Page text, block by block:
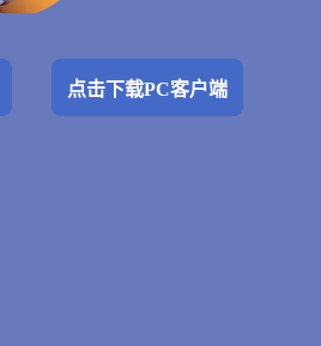
点击下载PC客户端